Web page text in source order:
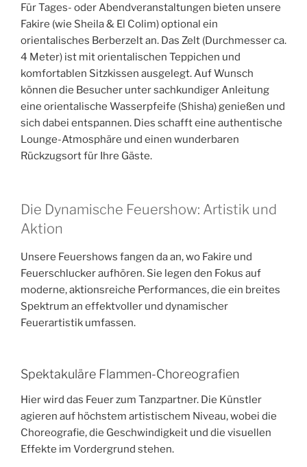
Für Tages- oder Abendveranstaltungen bieten unsere
Fakire (wie Sheila & El Colim) optional ein
orientalisches Berberzelt an. Das Zelt (Durchmesser ca.
4 Meter) ist mit orientalischen Teppichen und
komfortablen Sitzkissen ausgelegt. Auf Wunsch
können die Besucher unter sachkundiger Anleitung
eine orientalische Wasserpfeife (Shisha) genießen und
sich dabei entspannen. Dies schafft eine authentische
Lounge-Atmosphäre und einen wunderbaren
Rückzugsort für Ihre Gäste.
Die Dynamische Feuershow: Artistik und
Aktion
Unsere Feuershows fangen da an, wo Fakire und
Feuerschlucker aufhören. Sie legen den Fokus auf
moderne, aktionsreiche Performances, die ein breites
Spektrum an effektvoller und dynamischer
Feuerartistik umfassen.
Spektakuläre Flammen-Choreografien
Hier wird das Feuer zum Tanzpartner. Die Künstler
agieren auf höchstem artistischem Niveau, wobei die
Choreografie, die Geschwindigkeit und die visuellen
Effekte im Vordergrund stehen.